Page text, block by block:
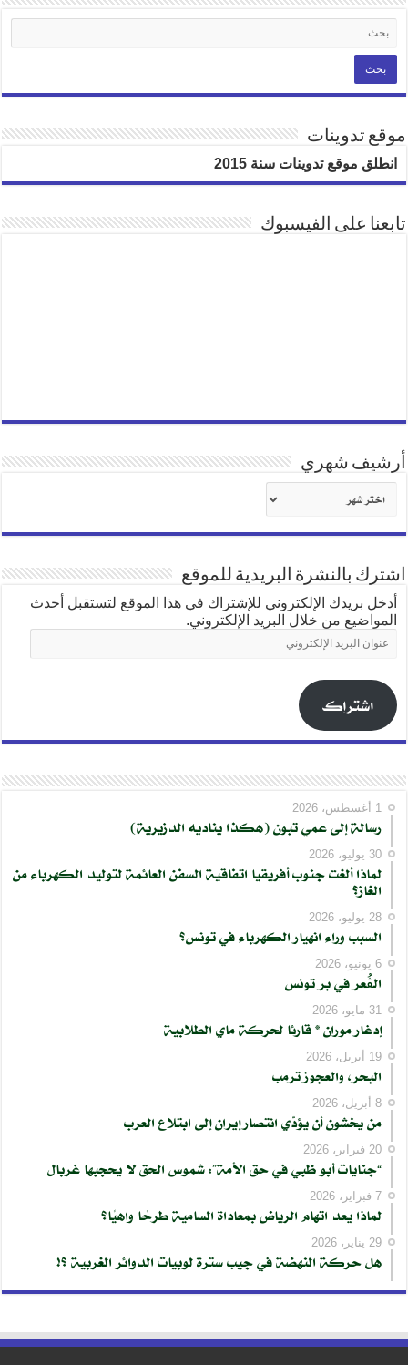
موقع تدوينات
انطلق موقع تدوينات سنة 2015
تابعنا على الفيسبوك
أرشيف شهري
شهري
اشترك بالنشرة البريدية للموقع
أدخل بريدك الإلكتروني للإشتراك في هذا الموقع لتستقبل أحدث
المواضيع من خلال البريد الإلكتروني.
عنوان
البريد
اشتراك
1 أغسطس، 2026
رسالة إلى عمي تبون (هكذا يناديه الدزيرية)
30 يوليو، 2026
لماذا ألغت جنوب أفريقيا اتفاقية السفن العائمة لتوليد الكهرباء من
الغاز؟
28 يوليو، 2026
السبب وراء انهيار الكهرباء في تونس؟
6 يونيو، 2026
الڨُعر في بر تونس
31 مايو، 2026
إدغار موران * قارئا لحركة ماي الطلابية
19 أبريل، 2026
البحر، والعجوز ترمب
8 أبريل، 2026
من يخشون أن يؤدّي انتصار إيران إلى ابتلاع العرب
20 فبراير، 2026
“جنايات أبو ظبي في حق الأمة”: شموس الحق لا يحجبها غربال
7 فبراير، 2026
لماذا يعد اتهام الرياض بمعاداة السامية طرحًا واهيًا؟
29 يناير، 2026
هل حركة النهضة في جيب سترة لوبيات الدوائر الغربية ؟!